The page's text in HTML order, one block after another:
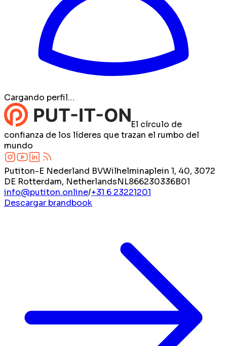
Cargando perfil…
El círculo de
confianza de los líderes que trazan el rumbo del
mundo
Putiton-E Nederland BVWilhelminaplein 1, 40, 3072
DE Rotterdam, NetherlandsNL866230336B01
info@putiton.online/+31 6 23221201
Descargar brandbook